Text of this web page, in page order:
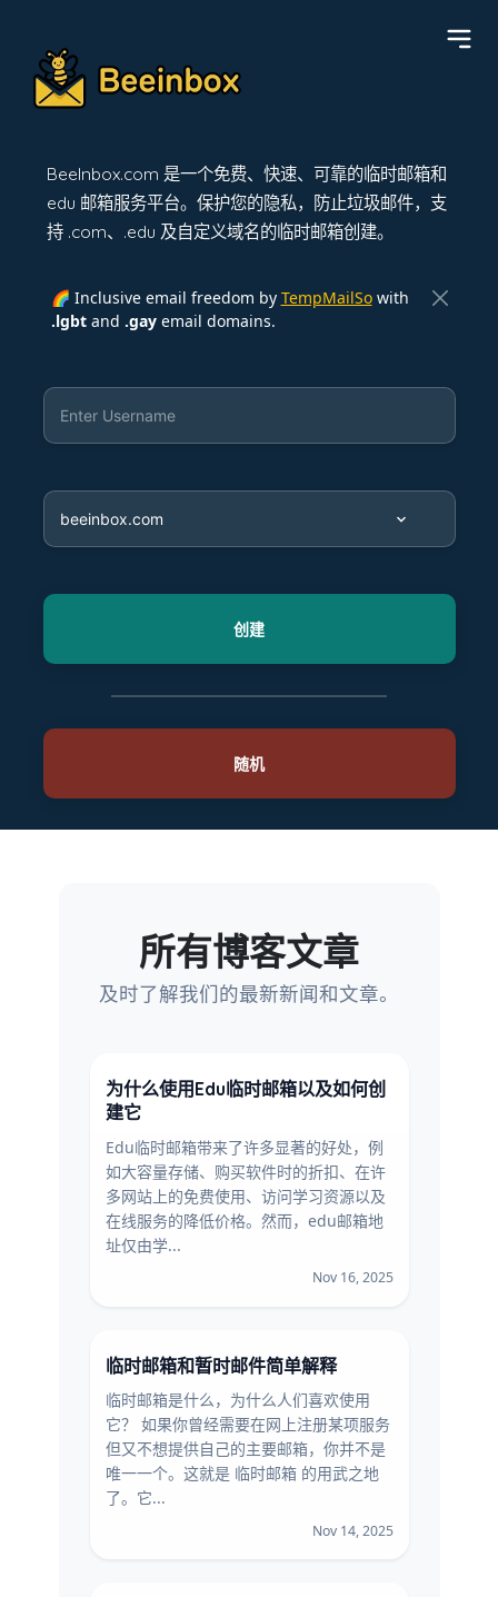
BeeInbox.com 是一个免费、快速、可靠的临时邮箱和
edu 邮箱服务平台。保护您的隐私，防止垃圾邮件，支
持 .com、.edu 及自定义域名的临时邮箱创建。
🌈 Inclusive email freedom by TempMailSowith
.lgbtand .gayemail domains.
所有博客文章
及时了解我们的最新新闻和文章。
为什么使用Edu临时邮箱以及如何创
建它
Edu临时邮箱带来了许多显著的好处，例
如大容量存储、购买软件时的折扣、在许
多网站上的免费使用、访问学习资源以及
在线服务的降低价格。然而，edu邮箱地
址仅由学...
Nov 16, 2025
临时邮箱和暂时邮件简单解释
临时邮箱是什么，为什么人们喜欢使用
它？ 如果你曾经需要在网上注册某项服务
但又不想提供自己的主要邮箱，你并不是
唯一一个。这就是 临时邮箱 的用武之地
了。它...
Nov 14, 2025